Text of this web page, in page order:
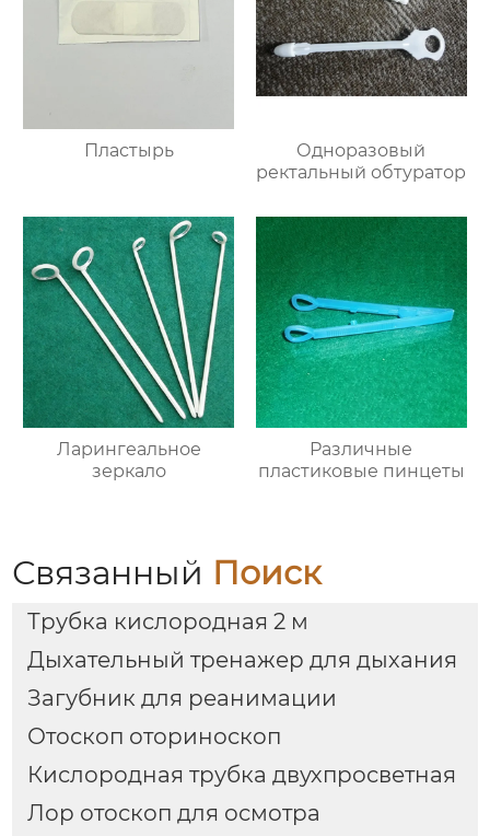
Пластырь
Одноразовый
ректальный обтуратор
Ларингеальное
зеркало
Различные
пластиковые пинцеты
Связанный Поиск
Трубка кислородная 2 м
Дыхательный тренажер для дыхания
Загубник для реанимации
Отоскоп оториноскоп
Кислородная трубка двухпросветная
Лор отоскоп для осмотра